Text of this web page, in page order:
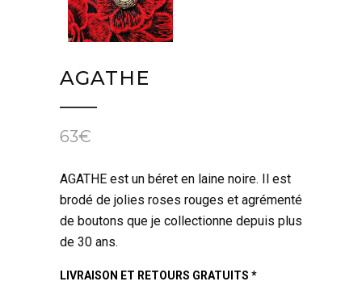
AGATHE
63€
AGATHE est un béret en laine noire. Il est
brodé de jolies roses rouges et agrémenté
de boutons que je collectionne depuis plus
de 30 ans.
LIVRAISON ET RETOURS GRATUITS *